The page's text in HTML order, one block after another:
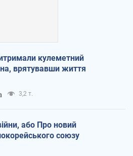
кулеметний
врятувавши життя
3,2 т.
або Про новий
союзу